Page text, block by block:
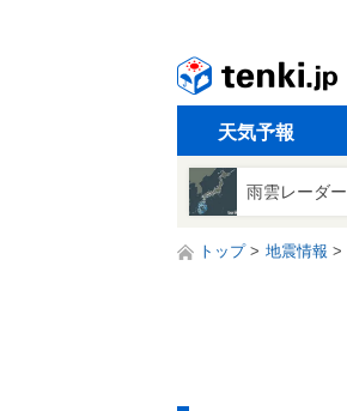
天気予報
雨雲レーダー
トップ 地震情報